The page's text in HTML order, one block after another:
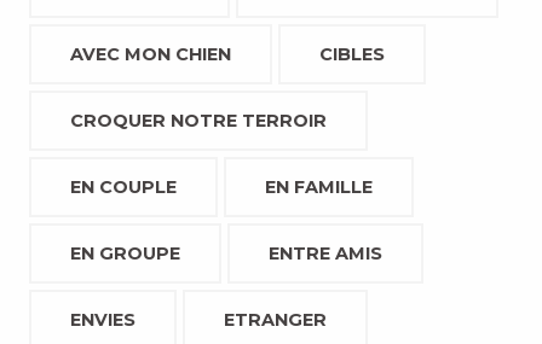
AVEC MON CHIEN CIBLES
CROQUER NOTRE TERROIR
EN COUPLE EN FAMILLE
EN GROUPE ENTRE AMIS
ENVIES ETRANGER